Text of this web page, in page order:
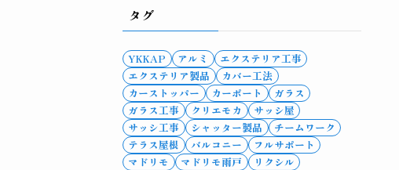
タグ
YKKAP アルミ
エクステリア工事
エクステリア製品
カバー工法
カーストッパー
カーポート
ガラス
ガラス工事
クリエモカ
サッシ屋
サッシ工事
シャッター製品
チームワーク
テラス屋根
バルコニー
フルサポート
マドリモ
マドリモ雨戸
リクシル